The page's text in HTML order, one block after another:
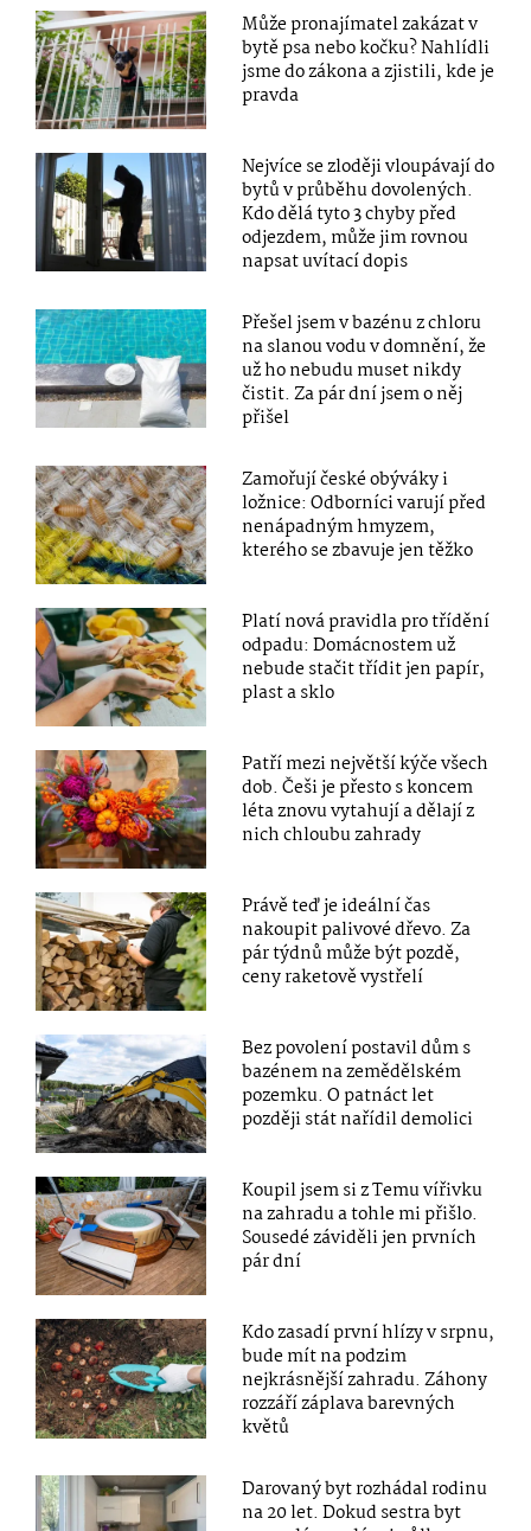
Může pronajímatel zakázat v
bytě psa nebo kočku? Nahlídli
jsme do zákona a zjistili, kde je
pravda
Nejvíce se zloději vloupávají do
bytů v průběhu dovolených.
Kdo dělá tyto 3 chyby před
odjezdem, může jim rovnou
napsat uvítací dopis
Přešel jsem v bazénu z chloru
na slanou vodu v domnění, že
už ho nebudu muset nikdy
čistit. Za pár dní jsem o něj
přišel
Zamořují české obýváky i
ložnice: Odborníci varují před
nenápadným hmyzem,
kterého se zbavuje jen těžko
Platí nová pravidla pro třídění
odpadu: Domácnostem už
nebude stačit třídit jen papír,
plast a sklo
Patří mezi největší kýče všech
dob. Češi je přesto s koncem
léta znovu vytahují a dělají z
nich chloubu zahrady
Právě teď je ideální čas
nakoupit palivové dřevo. Za
pár týdnů může být pozdě,
ceny raketově vystřelí
Bez povolení postavil dům s
bazénem na zemědělském
pozemku. O patnáct let
později stát nařídil demolici
Koupil jsem si z Temu vířivku
na zahradu a tohle mi přišlo.
Sousedé záviděli jen prvních
pár dní
Kdo zasadí první hlízy v srpnu,
bude mít na podzim
nejkrásnější zahradu. Záhony
rozzáří záplava barevných
květů
Darovaný byt rozhádal rodinu
na 20 let. Dokud sestra byt